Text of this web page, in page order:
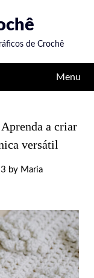
de Crochê
Menu
a criar
versátil
by Maria